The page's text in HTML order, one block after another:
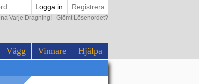
Vägg Vinnare Hjälpa
Logga in Registrera
Varje Dragning! Glömt Lösenordet?